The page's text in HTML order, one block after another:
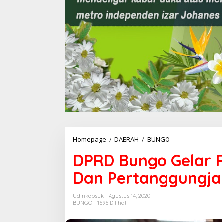
Homepage / DAERAH / BUNGO
R
D
B
u
G
DPRD Bungo
Dan
Udinkepsuk
Agustus 14, 2020
BUNGO
1696 Dilihat